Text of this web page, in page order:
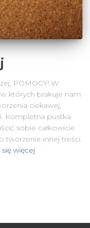
POMOCY! W
których brakuje nam
ciekawej,
Kompletna pustka.
sobie całkowicie
tworzenie innej treści.
więcej